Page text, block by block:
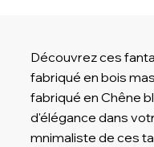
Découvrez ces
fabriqué en bois
fabriqué en Chêne
d'élégance dans
mnimaliste de ces